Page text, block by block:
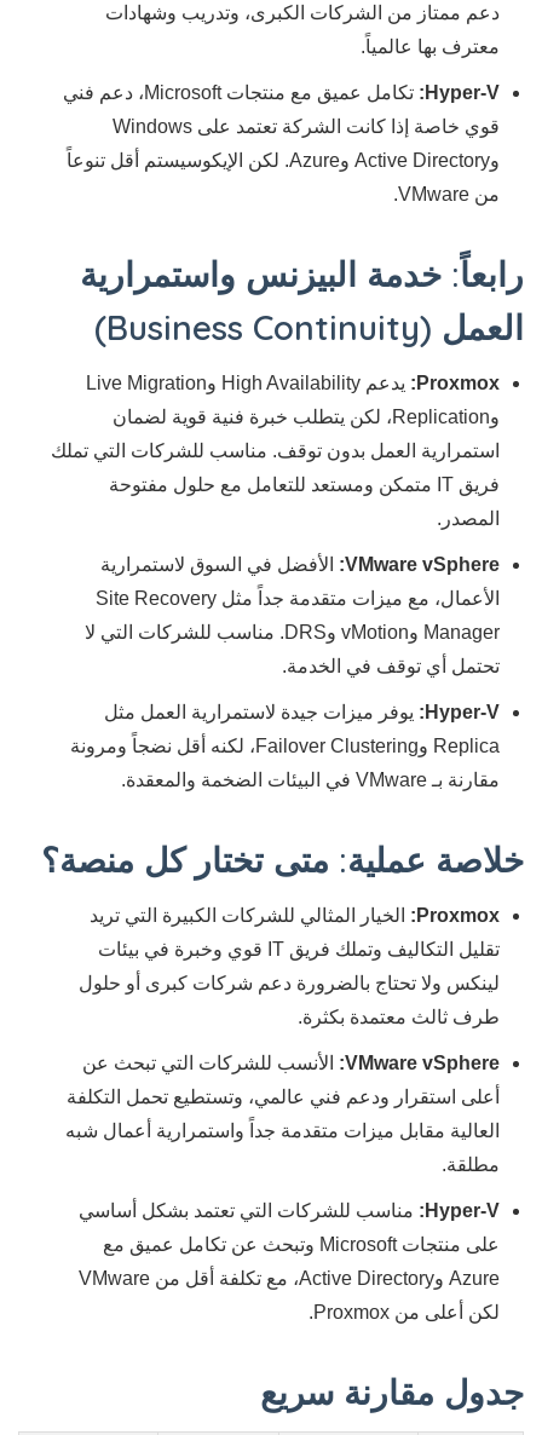
دعم ممتاز من الشركات الكبرى، وتدريب وشهادات
معترف بها عالمياً.
Hyper-V:
تكامل عميق مع منتجات Microsoft، دعم فني
قوي خاصة إذا كانت الشركة تعتمد على Windows
وActive Directory وAzure. لكن الإيكوسيستم أقل تنوعاً
من VMware.
رابعاً: خدمة البيزنس واستمرارية
العمل (Business Continuity)
Proxmox:
يدعم High Availability وLive Migration
وReplication، لكن يتطلب خبرة فنية قوية لضمان
استمرارية العمل بدون توقف. مناسب للشركات التي تملك
فريق IT متمكن ومستعد للتعامل مع حلول مفتوحة
المصدر.
VMware vSphere:
الأفضل في السوق لاستمرارية
الأعمال، مع ميزات متقدمة جداً مثل Site Recovery
Manager وvMotion وDRS. مناسب للشركات التي لا
تحتمل أي توقف في الخدمة.
Hyper-V:
يوفر ميزات جيدة لاستمرارية العمل مثل
Replica وFailover Clustering، لكنه أقل نضجاً ومرونة
مقارنة بـ VMware في البيئات الضخمة والمعقدة.
خلاصة عملية: متى تختار كل منصة؟
Proxmox:
الخيار المثالي للشركات الكبيرة التي تريد
تقليل التكاليف وتملك فريق IT قوي وخبرة في بيئات
لينكس ولا تحتاج بالضرورة دعم شركات كبرى أو حلول
طرف ثالث معتمدة بكثرة.
VMware vSphere:
الأنسب للشركات التي تبحث عن
أعلى استقرار ودعم فني عالمي، وتستطيع تحمل التكلفة
العالية مقابل ميزات متقدمة جداً واستمرارية أعمال شبه
مطلقة.
Hyper-V:
مناسب للشركات التي تعتمد بشكل أساسي
على منتجات Microsoft وتبحث عن تكامل عميق مع
Azure وActive Directory، مع تكلفة أقل من VMware
لكن أعلى من Proxmox.
جدول مقارنة سريع